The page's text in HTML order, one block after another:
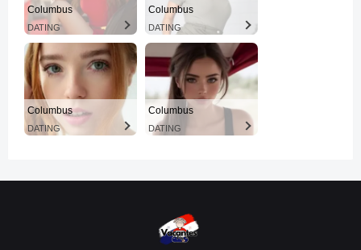
Columbus
DATING
Columbus
DATING
Columbus
DATING
Columbus
DATING